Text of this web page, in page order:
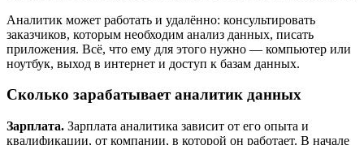
Аналитик может работать и удалённо: консультировать
заказчиков, которым необходим анализ данных, писать
приложения. Всё, что ему для этого нужно — компьютер или
ноутбук, выход в интернет и доступ к базам данных.
Сколько зарабатывает аналитик данных
Зарплата. Зарплата аналитика зависит от его опыта и
квалификации, от компании, в которой он работает. В начале